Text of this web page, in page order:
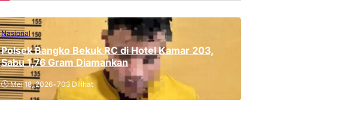
Nasional
Polsek Bangko Bekuk RC di Hotel Kamar 203,
Sabu 1,76 Gram Diamankan
Mei 18, 2026•703 Dilihat